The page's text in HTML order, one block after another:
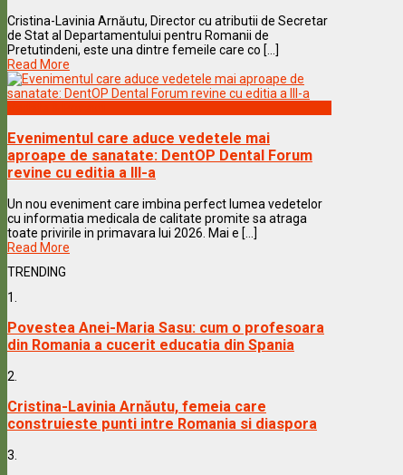
Cristina-Lavinia Arnăutu, Director cu atributii de Secretar
de Stat al Departamentului pentru Romanii de
Pretutindeni, este una dintre femeile care co [...]
Read More
Evenimentul care aduce vedetele mai
aproape de sanatate: DentOP Dental Forum
revine cu editia a III-a
Un nou eveniment care imbina perfect lumea vedetelor
cu informatia medicala de calitate promite sa atraga
toate privirile in primavara lui 2026. Mai e [...]
Read More
TRENDING
1.
Povestea Anei-Maria Sasu: cum o profesoara
din Romania a cucerit educatia din Spania
2.
Cristina-Lavinia Arnăutu, femeia care
construieste punti intre Romania si diaspora
3.